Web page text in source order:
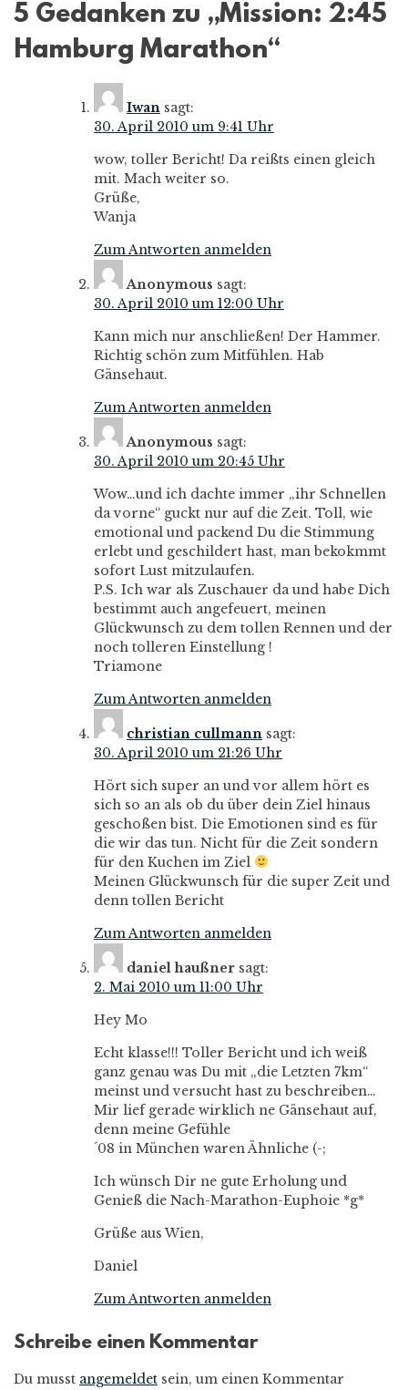
5 Gedanken zu „Mission: 2:45
Hamburg Marathon“
Iwan sagt:
30. April 2010 um 9:41 Uhr
wow, toller Bericht! Da reißts einen gleich
mit. Mach weiter so.
Grüße,
Wanja
Zum Antworten anmelden
Anonymous sagt:
30. April 2010 um 12:00 Uhr
Kann mich nur anschließen! Der Hammer.
Richtig schön zum Mitfühlen. Hab
Gänsehaut.
Zum Antworten anmelden
Anonymous sagt:
30. April 2010 um 20:45 Uhr
Wow…und ich dachte immer „ihr Schnellen
da vorne“ guckt nur auf die Zeit. Toll, wie
emotional und packend Du die Stimmung
erlebt und geschildert hast, man bekokmmt
sofort Lust mitzulaufen.
P.S. Ich war als Zuschauer da und habe Dich
bestimmt auch angefeuert, meinen
Glückwunsch zu dem tollen Rennen und der
noch tolleren Einstellung !
Triamone
Zum Antworten anmelden
christian cullmann sagt:
30. April 2010 um 21:26 Uhr
Hört sich super an und vor allem hört es
sich so an als ob du über dein Ziel hinaus
geschoßen bist. Die Emotionen sind es für
die wir das tun. Nicht für die Zeit sondern
für den Kuchen im Ziel
Meinen Glückwunsch für die super Zeit und
denn tollen Bericht
Zum Antworten anmelden
daniel haußner sagt:
2. Mai 2010 um 11:00 Uhr
Hey Mo
Echt klasse!!! Toller Bericht und ich weiß
ganz genau was Du mit „die Letzten 7km“
meinst und versucht hast zu beschreiben…
Mir lief gerade wirklich ne Gänsehaut auf,
denn meine Gefühle
´08 in München waren Ähnliche (-;
Ich wünsch Dir ne gute Erholung und
Genieß die Nach-Marathon-Euphoie *g*
Grüße aus Wien,
Daniel
Zum Antworten anmelden
Schreibe einen Kommentar
Du musst angemeldet sein, um einen Kommentar